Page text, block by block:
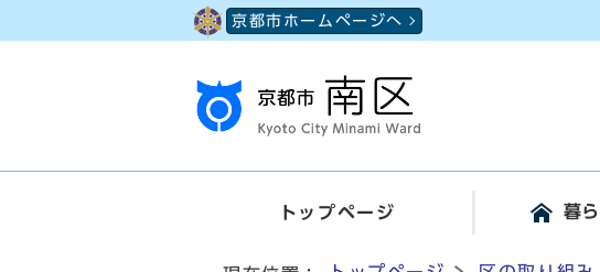
京都市ホームページへ
トップページ 暮